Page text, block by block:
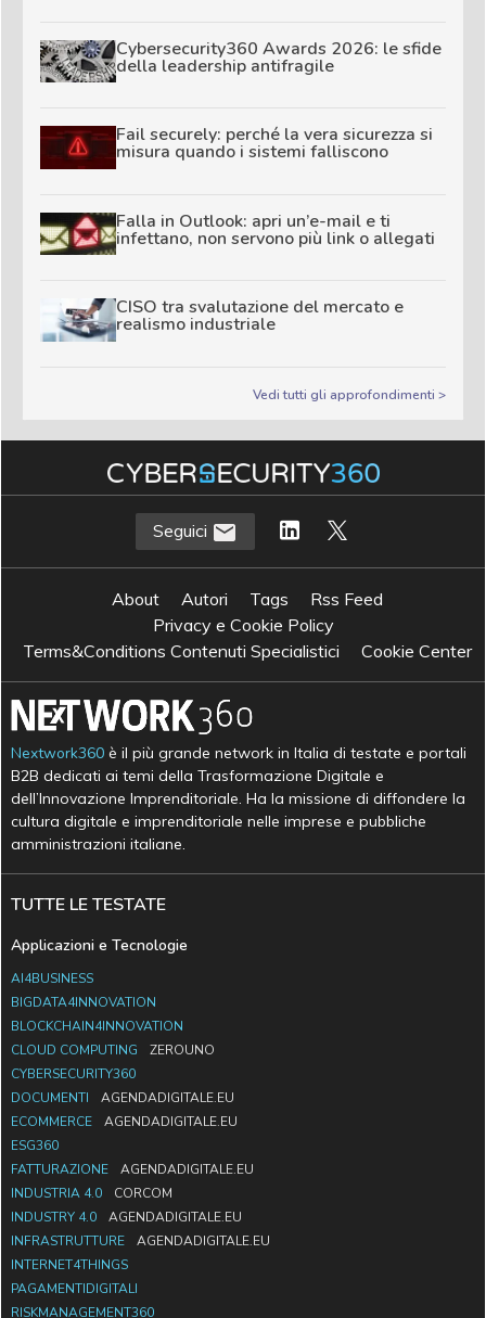
Cybersecurity360 Awards 2026: le sfide
della leadership antifragile
Fail securely: perché la vera sicurezza si
misura quando i sistemi falliscono
Falla in Outlook: apri un’e-mail e ti
infettano, non servono più link o allegati
CISO tra svalutazione del mercato e
realismo industriale
Vedi tutti gli approfondimenti >
Seguici
About Autori Tags
Rss Feed
Privacy e Cookie Policy
Terms&Conditions Contenuti Specialistici
Cookie Center
Nextwork360 è il più grande network in Italia di testate e portali
B2B dedicati ai temi della Trasformazione Digitale e
dell’Innovazione Imprenditoriale. Ha la missione di diffondere la
cultura digitale e imprenditoriale nelle imprese e pubbliche
amministrazioni italiane.
TUTTE LE TESTATE
Applicazioni e Tecnologie
AI4BUSINESS
BIGDATA4INNOVATION
BLOCKCHAIN4INNOVATION
CLOUD COMPUTING
ZEROUNO
CYBERSECURITY360
DOCUMENTI
AGENDADIGITALE.EU
ECOMMERCE
AGENDADIGITALE.EU
ESG360
FATTURAZIONE
AGENDADIGITALE.EU
INDUSTRIA 4.0
CORCOM
INDUSTRY 4.0
AGENDADIGITALE.EU
INFRASTRUTTURE
AGENDADIGITALE.EU
INTERNET4THINGS
PAGAMENTIDIGITALI
RISKMANAGEMENT360